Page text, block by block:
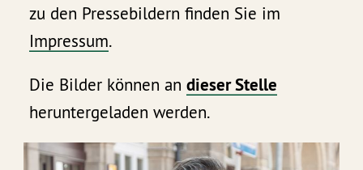
zu den Pressebildern finden Sie im
Impressum.
Die Bilder können andieser Stelle
heruntergeladen werden.